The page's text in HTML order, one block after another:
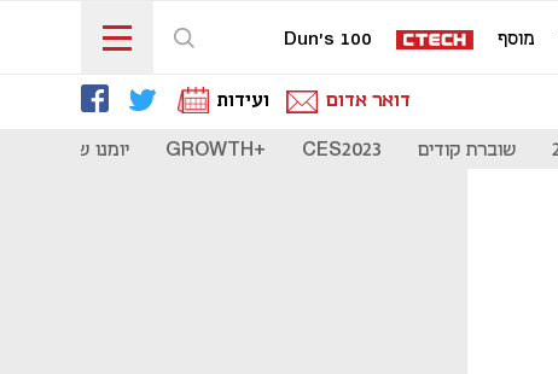
מוסף Dun's 100
דואר אדום ועידות
שוברת קודים CES2023
+GROWTH יומנו של